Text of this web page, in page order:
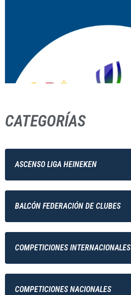
CATEGORÍAS
ASCENSO LIGA HEINEKEN
BALCÓN FEDERACIÓN DE CLUBES
COMPETICIONES INTERNACIONALES
COMPETICIONES NACIONALES